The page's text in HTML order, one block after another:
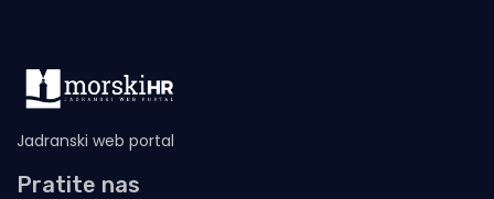
Jadranski web portal
Pratite nas